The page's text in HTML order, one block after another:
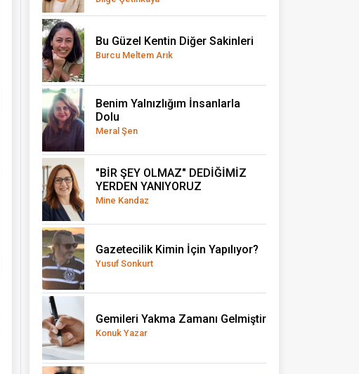
Bu Güzel Kentin Diğer Sakinleri
Burcu Meltem Arık
Benim Yalnızlığım İnsanlarla
Dolu
Meral Şen
"BİR ŞEY OLMAZ" DEDİĞİMİZ
YERDEN YANIYORUZ
Mine Kandaz
Gazetecilik Kimin İçin Yapılıyor?
Yusuf Sonkurt
Gemileri Yakma Zamanı Gelmiştir
Konuk Yazar